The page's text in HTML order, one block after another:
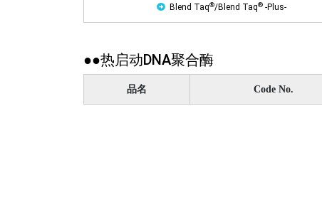
Blend Taq®/Blend Taq® -Plus-
●●热启动DNA聚合酶
品名 Code No.